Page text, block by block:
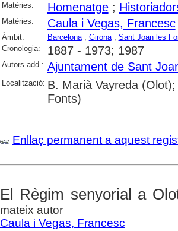
Matèries: Homenatge;
Matèries: Caula i Vegas, Francesc
Àmbit: Barcelona; Girona; Sant Joan les
Cronologia:
1887 - 1973; 1987
Autors add.: Ajuntament de Sant
Localització: B. Marià Vayreda
Fonts)
Enllaç permanent a aquest
El Règim senyorial a
mateix autor
Caula i Vegas, Francesc